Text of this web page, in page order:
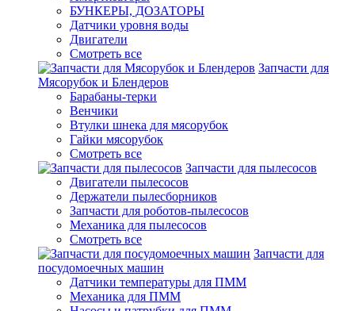
БУНКЕРЫ, ДОЗАТОРЫ
Датчики уровня воды
Двигатели
Смотреть все
Запчасти для
Мясорубок и Блендеров
Барабаны-терки
Венчики
Втулки шнека для мясорубок
Гайки мясорубок
Смотреть все
Запчасти для пылесосов
Двигатели пылесосов
Держатели пылесборников
Запчасти для роботов-пылесосов
Механика для пылесосов
Смотреть все
Запчасти для
посудомоечных машин
Датчики температуры для ПММ
Механика для ПММ